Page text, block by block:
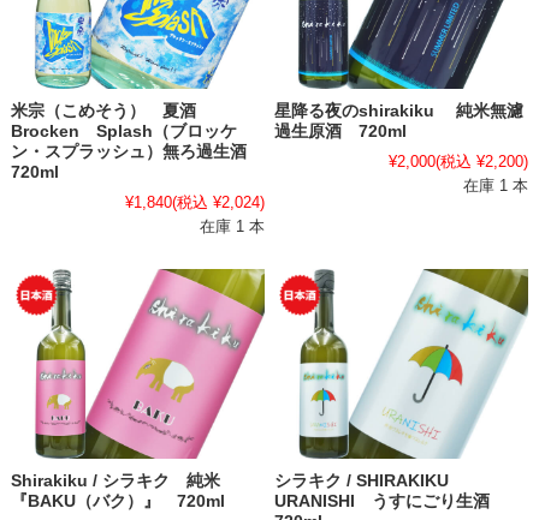
米宗（こめそう） 夏酒
Brocken Splash（ブロッケ
ン・スプラッシュ）無ろ過生酒
720ml
¥1,840(税込 ¥2,024)
在庫 1 本
星降る夜のshirakiku 純米無濾
過生原酒 720ml
¥2,000(税込 ¥2,200)
在庫 1 本
Shirakiku / シラキク 純米
『BAKU（バク）』 720ml
シラキク / SHIRAKIKU
URANISHI うすにごり生酒